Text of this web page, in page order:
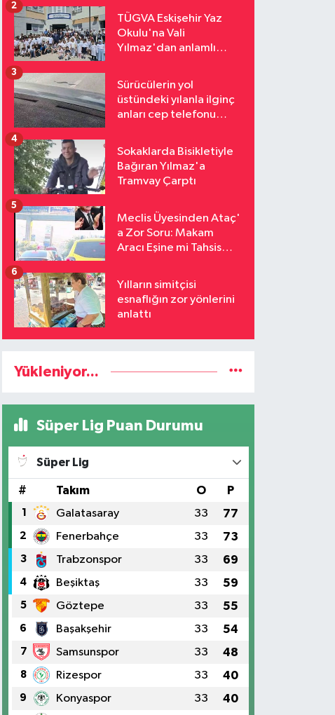
TÜGVA Eskişehir Yaz
Okulu'na Vali
Yılmaz'dan anlamlı
2
Sürücülerin yol
üstündeki yılanla ilginç
anları cep telefonu
3
Sokaklarda Bisikletiyle
Bağıran Yılmaz'a
Tramvay Çarptı
4
Meclis Üyesinden Ataç'
a Zor Soru: Makam
Aracı Eşine mi Tahsis
5
Yılların simitçisi
esnaflığın zor yönlerini
anlattı
6
Yükleniyor...
Süper Lig Puan Durumu
Süper Lig
# Takım O P
1 Galatasaray 33 77
2 Fenerbahçe 33 73
3 Trabzonspor 33 69
4 Beşiktaş 33 59
5 Göztepe 33 55
6 Başakşehir 33 54
7 Samsunspor 33 48
8 Rizespor 33 40
9 Konyaspor 33 40